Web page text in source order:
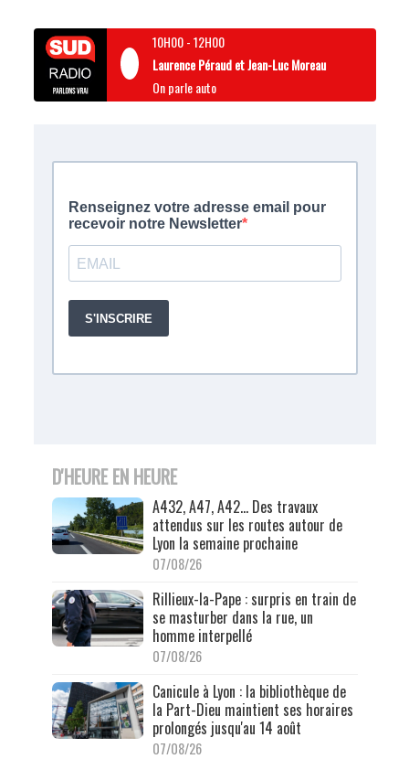
10H00-12H00
Laurence Péraud et Jean-Luc Moreau
On parle auto
D'HEURE EN HEURE
A432, A47, A42… Des travaux
attendus sur les routes autour de
Lyon la semaine prochaine
07/08/26
Rillieux-la-Pape : surpris en train de
se masturber dans la rue, un
homme interpellé
07/08/26
Canicule à Lyon : la bibliothèque de
la Part-Dieu maintient ses horaires
prolongés jusqu'au 14 août
07/08/26